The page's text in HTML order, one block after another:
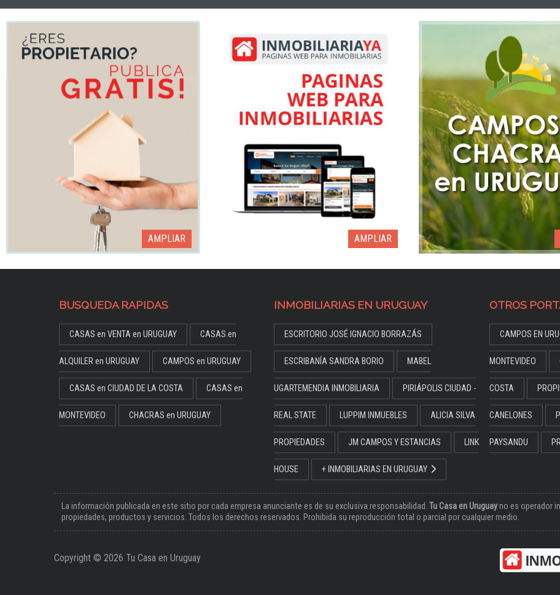
AMPLIAR
BUSQUEDA RAPIDAS
CASAS en VENTA en URUGUAY CASAS en
ALQUILER en URUGUAY CAMPOS en URUGUAY
CASAS en CIUDAD DE LA COSTA CASAS en
MONTEVIDEO CHACRAS en URUGUAY
INMOBILIARIAS EN URUGUAY
ESCRITORIO JOSÉ IGNACIO BORRAZÁS
ESCRIBANÍA SANDRA BORIO MABEL
UGARTEMENDIA INMOBILIARIA PIRIÁPOLIS CIUDAD -
REAL STATE LUPPIM INMUEBLES ALICIA SILVA
PROPIEDADES JM CAMPOS Y ESTANCIAS LINK
HOUSE + INMOBILIARIAS EN URUGUAY
OTROS
CAMPOS EN
MONTEVIDEO
COSTA
CANELONES
PAYSANDU
La información publicada en este sitio por cada empresa anunciante es de su exclusiva responsabilidad. Tu Casa en Uruguayno es operador
propiedades, productos y servicios. Todos los derechos reservados. Prohibida su reproducción total o parcial por cualquier medio.
Copyright © 2026 Tu Casa en Uruguay